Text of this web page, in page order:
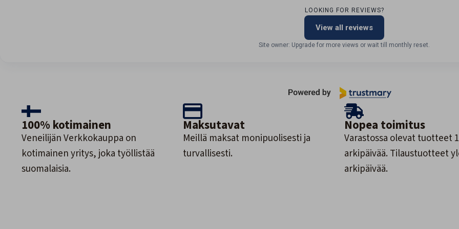
LOOKING FOR REVIEWS?
View all reviews
Site owner: Upgrade for more views or wait till monthly reset.
100% kotimainen
Veneilijän Verkkokauppa on
kotimainen yritys, joka työllistää
suomalaisia.
Maksutavat
Meillä maksat monipuolisesti ja
turvallisesti.
Nopea toimitus
Varastossa olevat tuotteet
arkipäivää. Tilaustuotteet
arkipäivää.